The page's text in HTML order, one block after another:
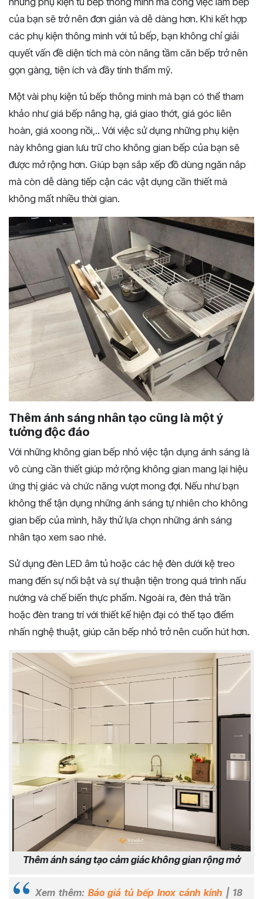
của bạn sẽ trở nên đơn giản và dễ dàng hơn. Khi kết hợp
các phụ kiện thông minh với tủ bếp, bạn không chỉ giải
quyết vấn đề diện tích mà còn nâng tầm căn bếp trở nên
gọn gàng, tiện ích và đầy tính thẩm mỹ.
Một vài phụ kiện tủ bếp thông minh mà bạn có thể tham
khảo như giá bếp nâng hạ, giá giao thớt, giá góc liên
hoàn, giá xoong nồi,.. Với việc sử dụng những phụ kiện
này không gian lưu trữ cho không gian bếp của bạn sẽ
được mở rộng hơn. Giúp bạn sắp xếp đồ dùng ngăn nắp
mà còn dễ dàng tiếp cận các vật dụng cần thiết mà
không mất nhiều thời gian.
Thêm ánh sáng nhân tạo cũng là một ý
tưởng độc đáo
Với những không gian bếp nhỏ việc tận dụng ánh sáng là
vô cùng cần thiết giúp mở rộng không gian mang lại hiệu
ứng thị giác và chức năng vượt mong đợi. Nếu như bạn
không thể tận dụng những ánh sáng tự nhiên cho không
gian bếp của mình, hãy thử lựa chọn những ánh sáng
nhân tạo xem sao nhé.
Sử dụng đèn LED âm tủ hoặc các hệ đèn dưới kệ treo
mang đến sự nổi bật và sự thuận tiện trong quá trình nấu
nướng và chế biến thực phẩm. Ngoài ra, đèn thả trần
hoặc đèn trang trí với thiết kế hiện đại có thể tạo điểm
nhấn nghệ thuật, giúp căn bếp nhỏ trở nên cuốn hút hơn.
Thêm ánh sáng tạo cảm giác không gian rộng mở
Xem thêm: Báo giá tủ bếp Inox cánh kính | 18